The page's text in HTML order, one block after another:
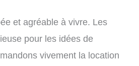
et agréable à vivre. Les
pour les idées de
vivement la location